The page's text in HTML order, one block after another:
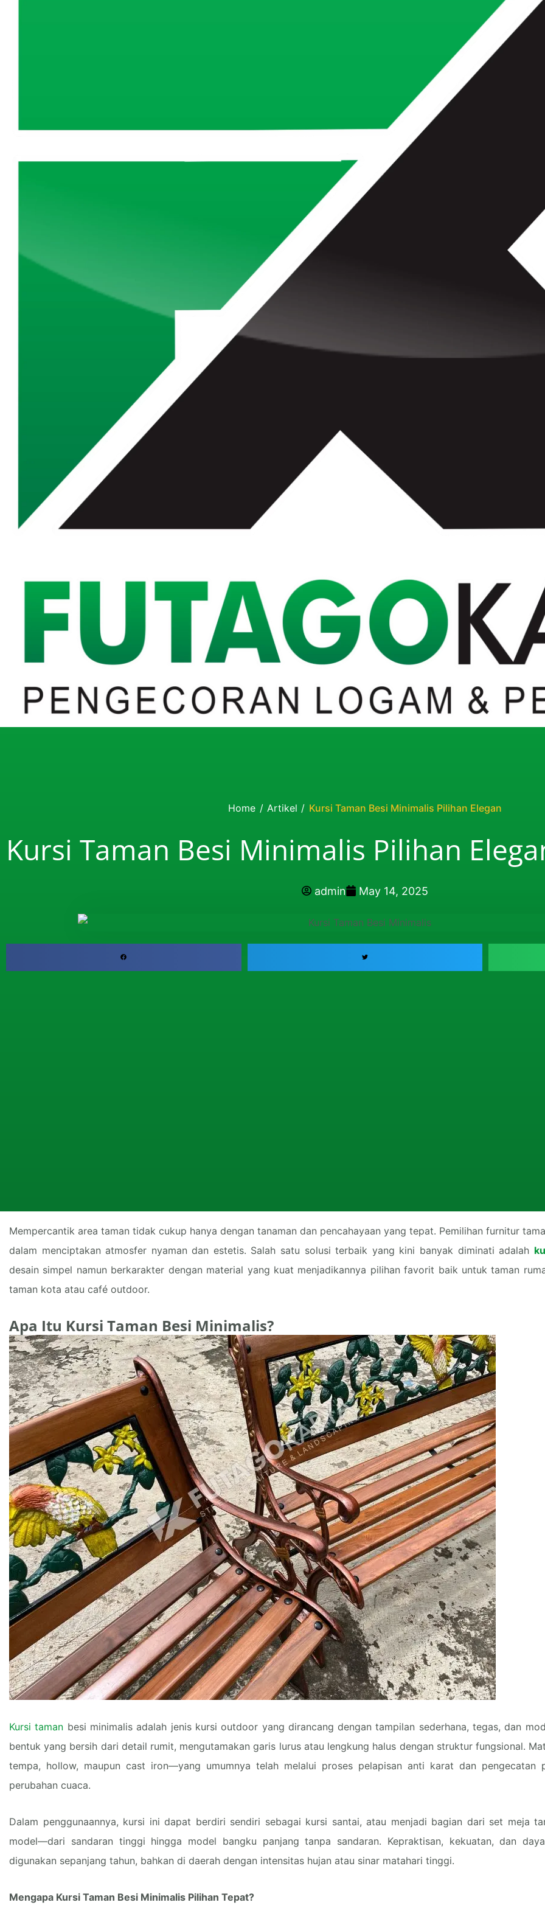
Home / Artikel / Kursi Taman Besi Minimalis Pilihan Elegan
Kursi Taman Besi Minimalis Pilihan
admin May 14, 2025
Mempercantik area taman tidak cukup hanya dengan tanaman dan pencahayaan yang tepat. Pemilihan furnitur
dalam menciptakan atmosfer nyaman dan estetis. Salah satu solusi terbaik yang kini banyak diminati adalah
desain simpel namun berkarakter dengan material yang kuat menjadikannya pilihan favorit baik untuk taman
taman kota atau café outdoor.
Apa Itu Kursi Taman Besi Minimalis?
Kursi taman besi minimalis adalah jenis kursi outdoor yang dirancang dengan tampilan sederhana, tegas, dan
bentuk yang bersih dari detail rumit, mengutamakan garis lurus atau lengkung halus dengan struktur fungsional.
tempa, hollow, maupun cast iron—yang umumnya telah melalui proses pelapisan anti karat dan pengecatan
perubahan cuaca.
Dalam penggunaannya, kursi ini dapat berdiri sendiri sebagai kursi santai, atau menjadi bagian dari set meja
model—dari sandaran tinggi hingga model bangku panjang tanpa sandaran. Kepraktisan, kekuatan, dan
digunakan sepanjang tahun, bahkan di daerah dengan intensitas hujan atau sinar matahari tinggi.
Mengapa Kursi Taman Besi Minimalis Pilihan Tepat?